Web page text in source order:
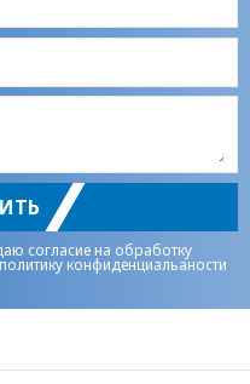
согласие на обработку
политику конфиденциальаности